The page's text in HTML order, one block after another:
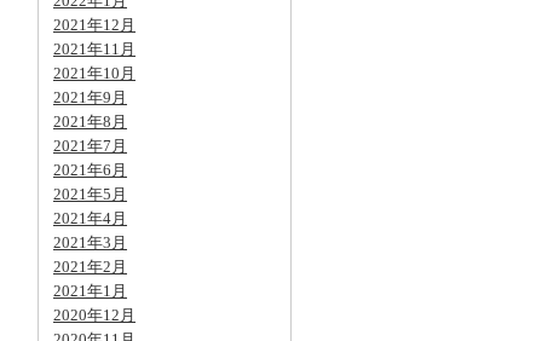
2021年12月
2021年11月
2021年10月
2021年9月
2021年8月
2021年7月
2021年6月
2021年5月
2021年4月
2021年3月
2021年2月
2021年1月
2020年12月